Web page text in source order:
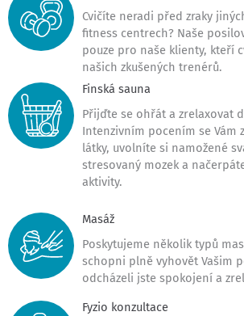
Cvičíte neradi před zraky
fitness centrech? Naše
pouze pro naše klienty, kteří
našich zkušených trenérů.
Finská sauna
Přijďte se ohřát a zrelaxovat
Intenzivním pocením se Vám
látky, uvolníte si namožené
stresovaný mozek a
aktivity.
Masáž
Poskytujeme několik typů
schopni plně vyhovět Vašim
odcházeli jste spokojení a
Fyzio konzultace